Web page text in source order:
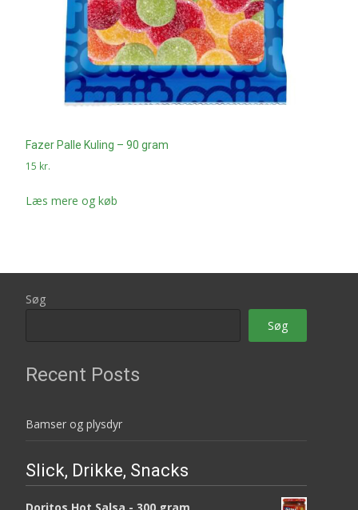
Fazer Palle Kuling – 90 gram
15 kr.
Læs mere og køb
Søg
Søg
Recent Posts
Bamser og plysdyr
Slick, Drikke, Snacks